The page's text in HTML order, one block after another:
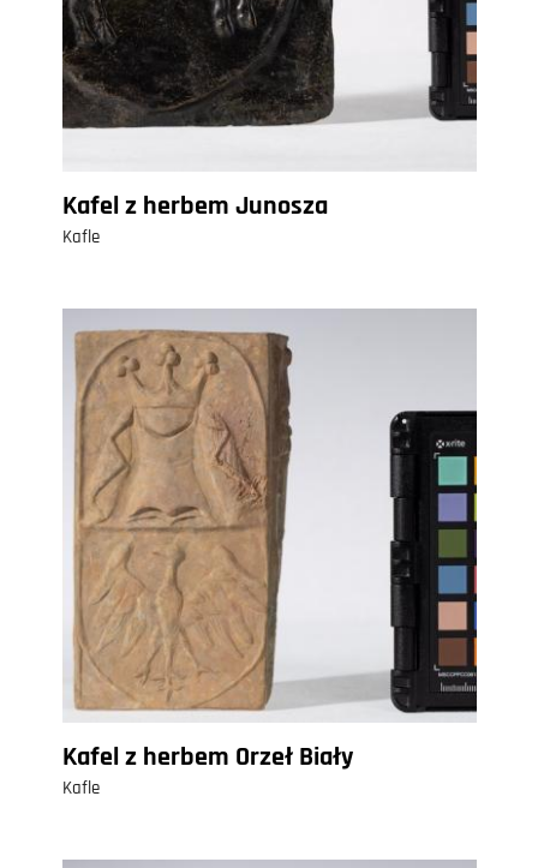
Kafel z herbem Junosza
Kafle
Kafel z herbem Orzeł Biały
Kafle